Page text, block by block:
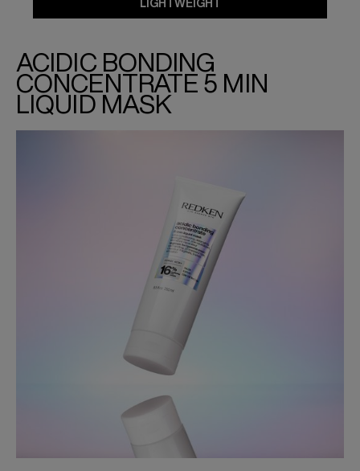
LIGHTWEIGHT
ACIDIC BONDING
CONCENTRATE 5 MIN
LIQUID MASK